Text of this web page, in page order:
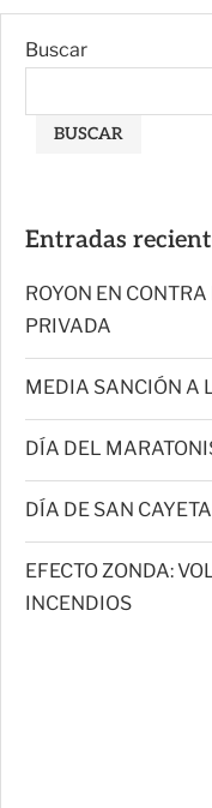
Buscar
BUSCAR
Entradas
ROYON EN
PRIVADA
MEDIA SANCIÓN A
DÍA DEL
DÍA DE SAN
EFECTO ZONDA:
INCENDIOS